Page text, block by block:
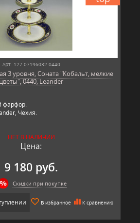
Арт: 127-07196032-0440
3 уровня, Соната "Кобальт, мелкие
0440, Leander
фарфор.
Чехия.
НЕТ В НАЛИЧИИ
Цена:
9 180 руб.
Скидки при покупке
В избранное К сравнению